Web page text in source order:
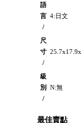
語
言
/
4:日文
尺
寸
/
級
別
/
N:無
最佳賣點